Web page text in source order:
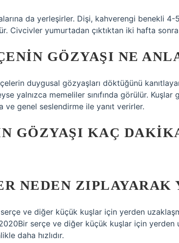
da yerleşirler. Dişi, kahverengi benekli 4-
Civcivler yumurtadan çıktıktan iki hafta
GÖZYAŞI NE
duygusal gözyaşları döktüğünü
yalnızca memeliler sınıfında görülür.
ve genel seslendirme ile yanıt verirler.
GÖZYAŞI KAÇ
NEDEN ZIPLAYARAK
ve diğer küçük kuşlar için yerden
2020Bir serçe ve diğer küçük kuşlar için
daha hızlıdır.